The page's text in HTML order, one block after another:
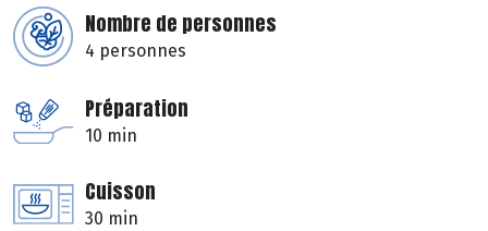
Nombre de personnes
4 personnes
Préparation
10 min
Cuisson
30 min